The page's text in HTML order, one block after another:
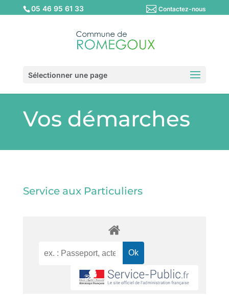
05 46 95 61 33 Contactez-nous
Sélectionner une page
Vos démarches
Service aux Particuliers